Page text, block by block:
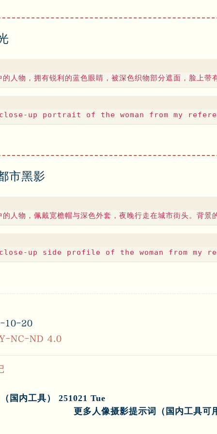
市黑影
10-20
NC-ND 4.0
国内工具） 251021 Tue
更多人像摄影提示词（国内工具可